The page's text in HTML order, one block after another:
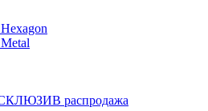
распродажа